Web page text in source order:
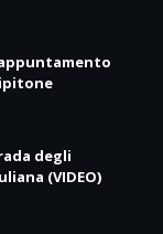
degli
(VIDEO)